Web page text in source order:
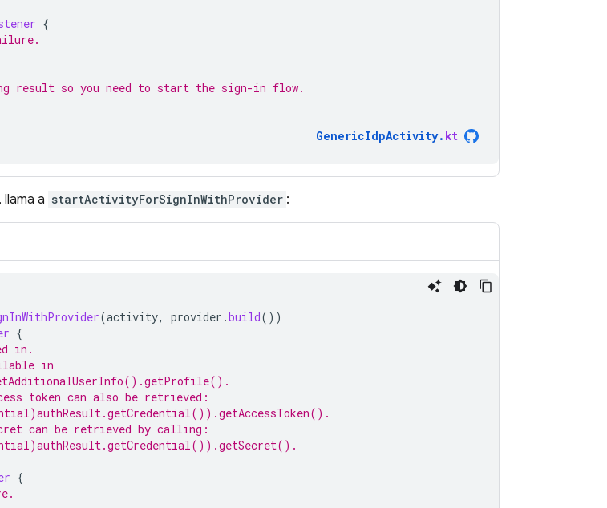
{
result so you need to start the sign-in flow.
GenericIdpActivity. kt
llama a startActivityForSignInWithProvider :
(activity, provider .build())
{
in.
in
token can also be retrieved:
can be retrieved by calling:
{